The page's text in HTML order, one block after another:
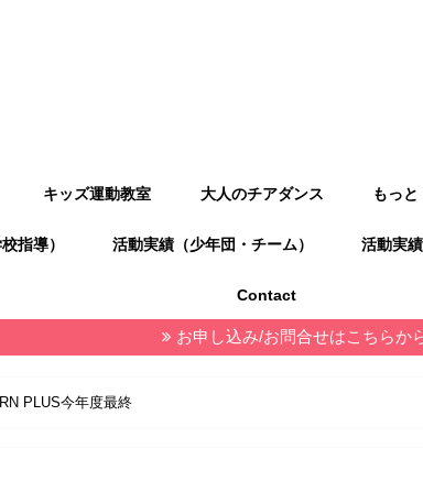
キッズ運動教室 大人のチアダンス もっ
指導） 活動実績（少年団・チーム） 活動実
Contact
お申し込み/お問合せはこちらか
PLUS今年度最終